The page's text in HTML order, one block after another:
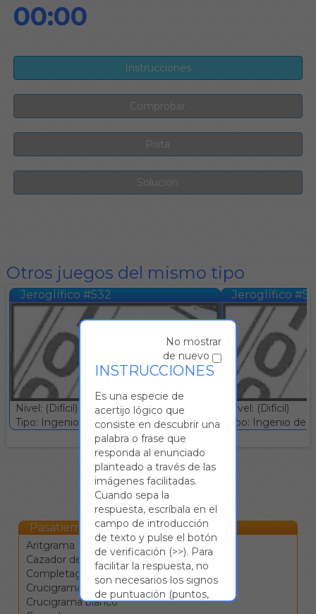
00:00
Otros juegos del mismo tipo
Jeroglífico #532
Nivel: (Difícil)
Tipo: Ingenio deductivo :: Gratuito
Jeroglífico
Nivel: (Difícil)
Tipo: Ingenio
Pasatiempos Online
Aritgrama
Cazador de estrellas
Completagrama
Crucigrama
Crucigrama blanco
No mostrar
de nuevo
INSTRUCCIONES
Es una especie de
acertijo lógico que
consiste en descubrir una
palabra o frase que
responda al enunciado
planteado a través de las
imágenes facilitadas.
Cuando sepa la
respuesta, escríbala en el
campo de introducción
de texto y pulse el botón
de verificación (>>). Para
facilitar la respuesta, no
son necesarios los signos
de puntuación (puntos,
comas,...) ni las tildes, y se